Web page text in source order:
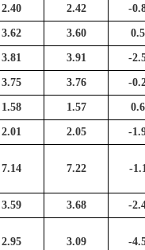
2.40 2.42 -
3.62 3.60
3.81 3.91 -
3.75 3.76 -
1.58 1.57
2.01 2.05 -
7.14 7.22 -
3.59 3.68 -
2.95 3.09 -